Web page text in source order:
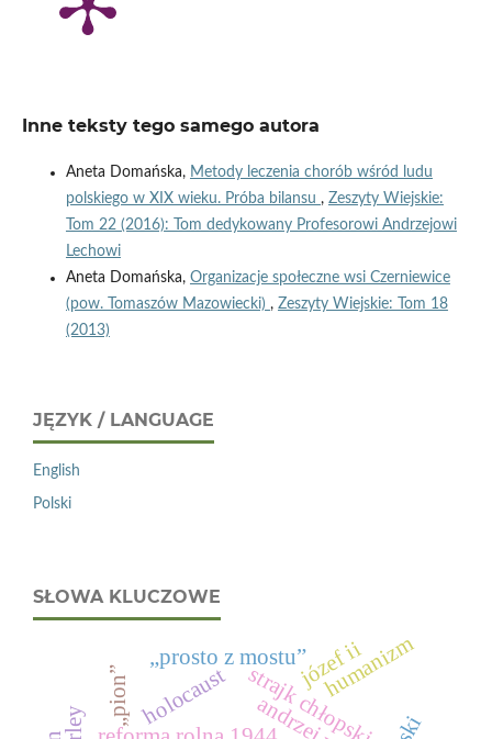
Inne teksty tego samego autora
Aneta Domańska, Metody leczenia chorób wśród ludu
polskiego w XIX wieku. Próba bilansu , Zeszyty Wiejskie:
Tom 22 (2016): Tom dedykowany Profesorowi Andrzejowi
Lechowi
Aneta Domańska, Organizacje społeczne wsi Czerniewice
(pow. Tomaszów Mazowiecki) , Zeszyty Wiejskie: Tom 18
(2013)
JĘZYK / LANGUAGE
English
Polski
SŁOWA KLUCZOWE
holocaust strajk chłopski
„pion”
„prosto z mostu” humanizm
józef ii